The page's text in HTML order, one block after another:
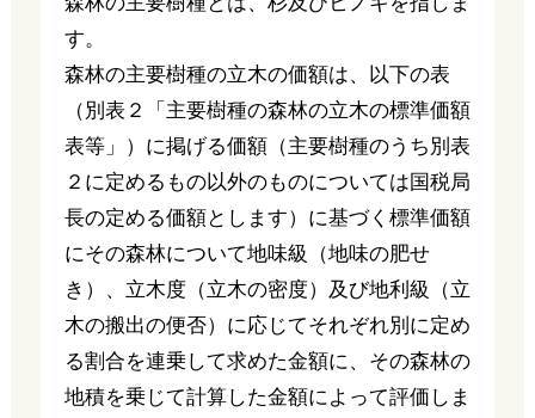
す。
森林の主要樹種の立木の価額は、以下の表
（別表２「主要樹種の森林の立木の標準価額
表等」）に掲げる価額（主要樹種のうち別表
２に定めるもの以外のものについては国税局
長の定める価額とします）に基づく標準価額
にその森林について地味級（地味の肥せ
き）、立木度（立木の密度）及び地利級（立
木の搬出の便否）に応じてそれぞれ別に定め
る割合を連乗して求めた金額に、その森林の
地積を乗じて計算した金額によって評価しま